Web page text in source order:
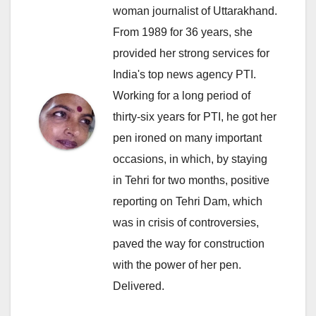
woman journalist of Uttarakhand.
From 1989 for 36 years, she
provided her strong services for
India's top news agency PTI.
Working for a long period of
thirty-six years for PTI, he got her
pen ironed on many important
occasions, in which, by staying
in Tehri for two months, positive
reporting on Tehri Dam, which
was in crisis of controversies,
paved the way for construction
with the power of her pen.
Delivered.